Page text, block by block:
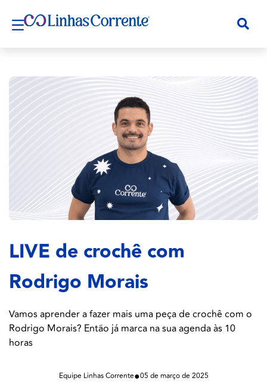
LIVE de crochê com
Rodrigo Morais
Vamos aprender a fazer mais uma peça de crochê com o
Rodrigo Morais? Então já marca na sua agenda às 10
horas
Equipe Linhas Corrente●05 de março de 2025